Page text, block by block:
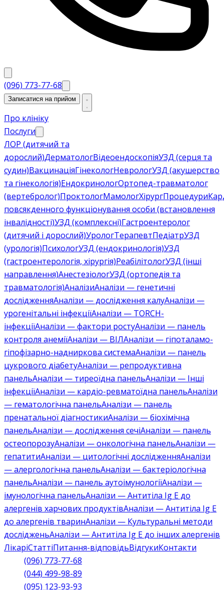
(096) 773-77-68
Записатися на прийом
Про клініку
Послуги
ЛОР (дитячий та
дорослий)ДерматологВідеоендоскопіяУЗД (серця та
судин)ВакцинаціяГінекологНеврологУЗД (акушерство
та гінекологія)ЕндокринологОртопед-травматолог
(вертебролог)ПроктологМамологХірургПроцедури
повсякденного функціонування особи (встановлення
інвалідності)УЗД (комплексні)Гастроентеролог
(дитячий і дорослий)УрологТерапевтПедіатрУЗД
(урологія)ПсихологУЗД (ендокринологія)УЗД
(гастроентерологія, хірургія)РеабілітологУЗД (інші
направлення)АнестезіологУЗД (ортопедія та
травматологія)АналізиАналізи — генетичні
дослідженняАналізи — дослідження калуАналізи —
урогенітальні інфекціїАналізи — TORCH-
інфекціїАналізи — фактори ростуАналізи — панель
контроля анеміїАналізи — ВІЛАналізи — гіпоталамо-
гіпофізарно-надниркова системаАналізи — панель
цукрового діабетуАналізи — репродуктивна
панельАналізи — тиреоїдна панельАналізи — Інші
інфекціїАналізи — кардіо-ревматоїдна панельАналізи
— гематологічна панельАналізи — панель
пренатальної діагностикиАналізи — біохімічна
панельАналізи — дослідження сечіАналізи — панель
остеопорозуАналізи — онкологічна панельАналізи —
гепатитиАналізи — цитологічні дослідженняАналізи
— алергологічна панельАналізи — бактеріологічна
панельАналізи — панель аутоімунологіїАналізи —
імунологічна панельАналізи — Антитіла Ig E до
алергенів харчових продуктівАналізи — Антитіла Ig E
до алергенів тваринАналізи — Культуральні методи
дослідженьАналізи — Антитіла Ig E до інших алергенів
ЛікаріСтаттіПитання-відповідьВідгукиКонтакти
(096) 773-77-68
(044) 499-98-89
(095) 123-93-93